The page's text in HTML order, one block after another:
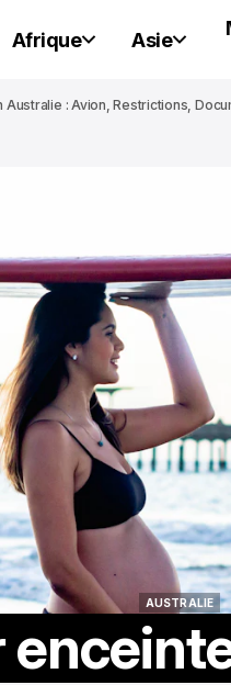
Afrique Asie
Australie : Avion, Restrictions,
AUSTRALIE